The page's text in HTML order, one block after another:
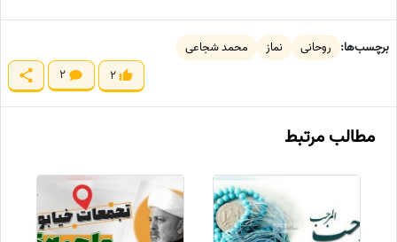
برچسب‌ها: روحانی نماز
محمد شجاعی
2
2
مطالب مرتبط